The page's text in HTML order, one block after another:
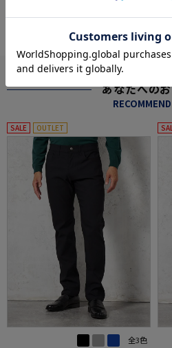
あなたへの
SALE OUTLET
全3色